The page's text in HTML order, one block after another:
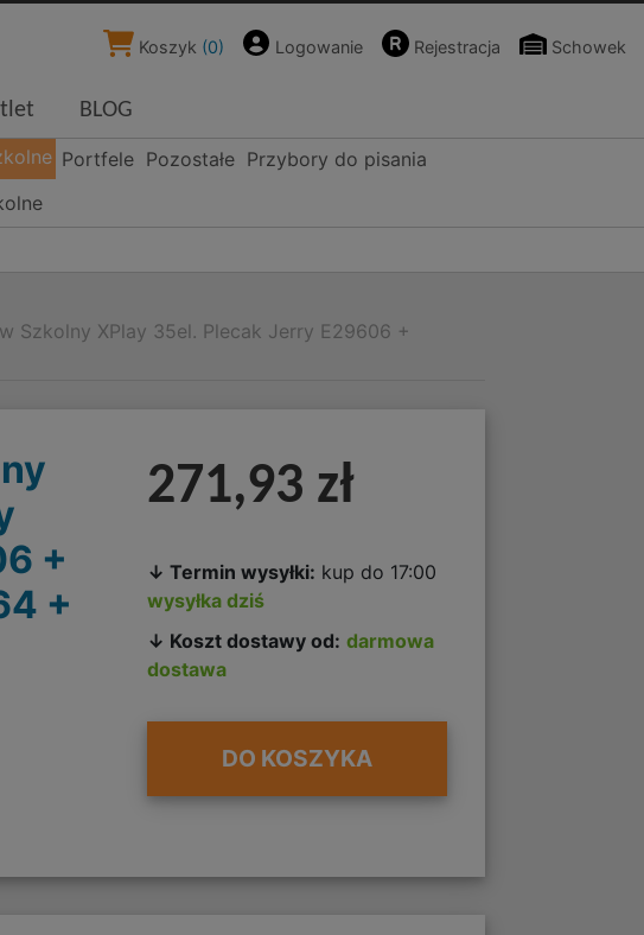
Koszyk (0) Logowanie Rejestracja Schowek
BLOG
Portfele Pozostałe Przybory do pisania
Szkolny XPlay 35el. Plecak Jerry E29606 +
+
+
271,93 zł
↓ Termin wysyłki: kup do 17:00
wysyłka dziś
↓ Koszt dostawy od: darmowa
dostawa
DO KOSZYKA